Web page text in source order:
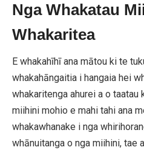
Nga Whakatau
Whakaritea
E whakahīhī ana mātou ki te
whakahāngaitia i hangaia hei
whakaritenga ahurei a o taatau
miihini mohio e mahi tahi ana
whakawhanake i nga
whānuitanga o nga miihini, tae